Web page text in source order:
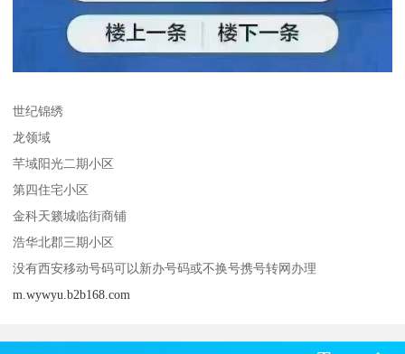
世纪锦绣
龙领域
芊域阳光二期小区
第四住宅小区
金科天籁城临街商铺
浩华北郡三期小区
没有西安移动号码可以新办号码或不换号携号转网办理
m.wywyu.b2b168.com